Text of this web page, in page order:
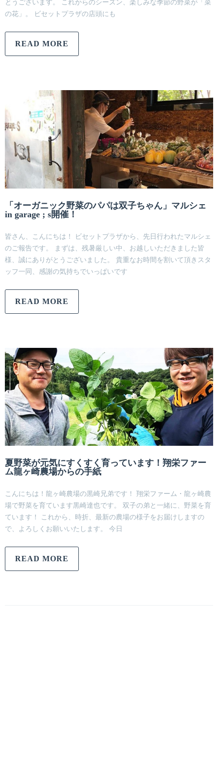
とうございます。 これからのシーズン、楽しみな季節の野菜が「菜
の花」。 ビセットプラザの店頭にも
READ MORE
「オーガニック野菜のパパは双子ちゃん」マルシェ
in garage ; s開催！
皆さん、こんにちは！ ビセットプラザから、先日行われたマルシェ
のご報告です。 まずは、残暑厳しい中、お越しいただきました皆
様、誠にありがとうございました。 貴重なお時間を割いて頂きスタ
ッフ一同、感謝の気持ちでいっぱいです
READ MORE
夏野菜が元気にすくすく育っています！翔栄ファー
ム龍ヶ崎農場からの手紙
こんにちは！龍ヶ崎農場の黒崎兄弟です！ 翔栄ファーム・龍ヶ崎農
場で野菜を育ています黒崎達也です。 双子の弟と一緒に、野菜を育
ています！ これから、時折、最新の農場の様子をお届けしますの
で、よろしくお願いいたします。 今日
READ MORE